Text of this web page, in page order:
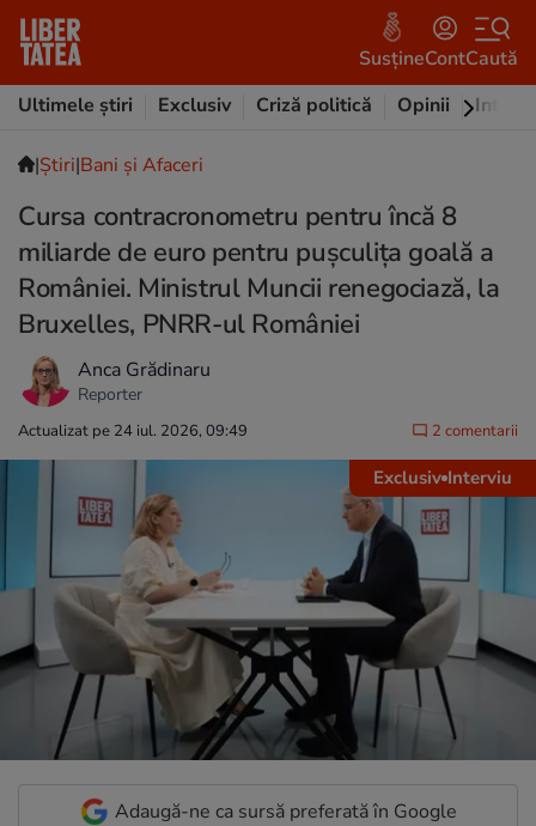
SusțineContCaută
Ultimele știri
Exclusiv Criză politică Opinii
|Ştiri|Bani și Afaceri
Cursa contracronometru pentru încă 8
miliarde de euro pentru pușculița goală a
României. Ministrul Muncii renegociază, la
Bruxelles, PNRR-ul României
Anca Grădinaru
Reporter
Actualizat pe 24 iul. 2026, 09:49 2 comentarii
Exclusiv Interviu
Adaugă-ne ca sursă preferată în Google